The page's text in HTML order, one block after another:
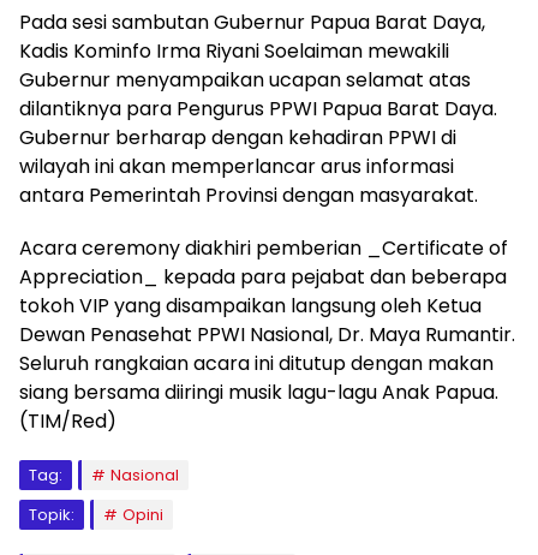
Pada sesi sambutan Gubernur Papua Barat Daya,
Kadis Kominfo Irma Riyani Soelaiman mewakili
Gubernur menyampaikan ucapan selamat atas
dilantiknya para Pengurus PPWI Papua Barat Daya.
Gubernur berharap dengan kehadiran PPWI di
wilayah ini akan memperlancar arus informasi
antara Pemerintah Provinsi dengan masyarakat.
Acara ceremony diakhiri pemberian _Certificate of
Appreciation_ kepada para pejabat dan beberapa
tokoh VIP yang disampaikan langsung oleh Ketua
Dewan Penasehat PPWI Nasional, Dr. Maya Rumantir.
Seluruh rangkaian acara ini ditutup dengan makan
siang bersama diiringi musik lagu-lagu Anak Papua.
(TIM/Red)
Tag:
Nasional
Topik:
Opini